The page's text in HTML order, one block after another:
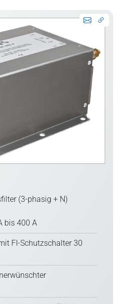
(3-phasig + N)
bis 400 A
FI-Schutzschalter 30